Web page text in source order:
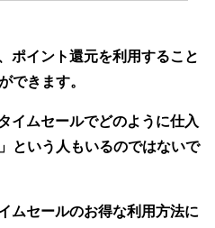
ポイント還元を利用すること
できます。
イムセールでどのように仕入
という人もいるのではないで
ムセールのお得な利用方法に